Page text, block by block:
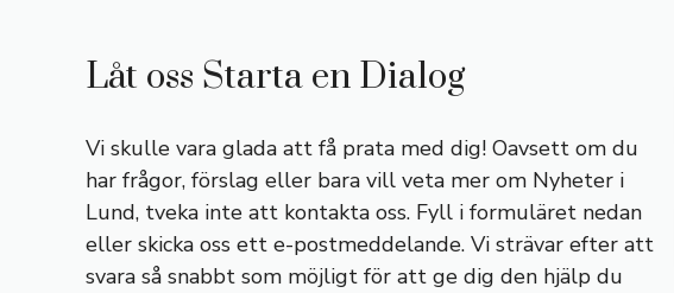
Låt oss Starta en Dialog
Vi skulle vara glada att få prata med dig! Oavsett om du
har frågor, förslag eller bara vill veta mer om Nyheter i
Lund, tveka inte att kontakta oss. Fyll i formuläret nedan
eller skicka oss ett e-postmeddelande. Vi strävar efter att
svara så snabbt som möjligt för att ge dig den hjälp du